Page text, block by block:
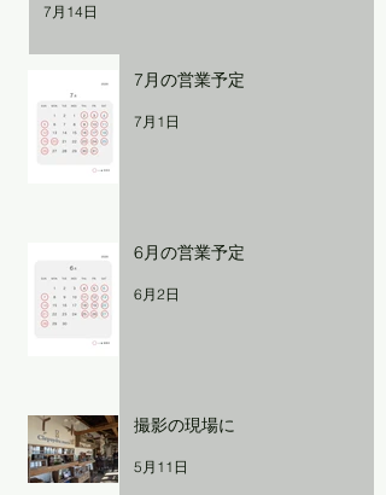
7月14日
7月の営業予定
7月1日
6月の営業予定
6月2日
撮影の現場に
5月11日